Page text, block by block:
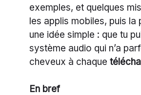
exemples, et quelques
les applis mobiles, puis
une idée simple : que tu
système audio qui n’a
cheveux à chaque
En bref